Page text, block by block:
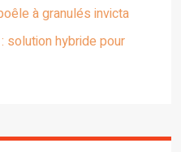
à granulés invicta
solution hybride pour